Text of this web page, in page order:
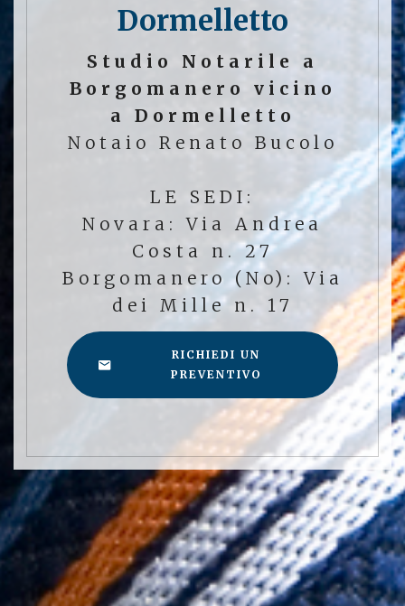
Dormelletto
Studio Notarile a
Borgomanero vicino
a Dormelletto
Notaio Renato Bucolo
LE SEDI:
Novara: Via Andrea
Costa n. 27
Borgomanero (No): Via
dei Mille n. 17
RICHIEDI UN
PREVENTIVO